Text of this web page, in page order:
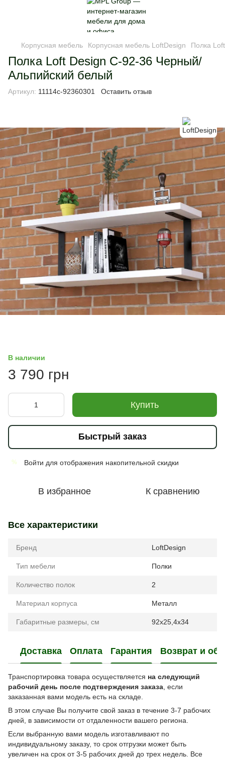
Корпусная мебель Корпусная мебель LoftDesign Полка
Полка Loft Design C-92-36 Черный/
Альпийский белый
Артикул: 11114c-92360301 Оставить отзыв
В наличии
3 790 грн
Купить
Быстрый заказ
% Войти для отображения накопительной скидки
В избранное К сравнению
Все характеристики
Бренд LoftDesign
Тип мебели Полки
Количество полок 2
Материал корпуса Металл
Габаритные размеры, см 92x25,4x34
Доставка Оплата Гарантия Возврат и
Транспортировка товара осуществляется на следующий
рабочий день после подтверждения заказа , если
заказанная вами модель есть на складе.
В этом случае Вы получите свой заказ в течение 3-7 рабочих
дней, в зависимости от отдаленности вашего региона.
Если выбранную вами модель изготавливают по
индивидуальному заказу, то срок отгрузки может быть
увеличен на срок от 3-5 рабочих дней до трех недель. Все